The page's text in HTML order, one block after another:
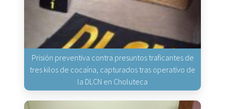
Prisión preventiva contra presuntos traficantes de
tres kilos de cocaína, capturados tras operativo de
la DLCN en Choluteca